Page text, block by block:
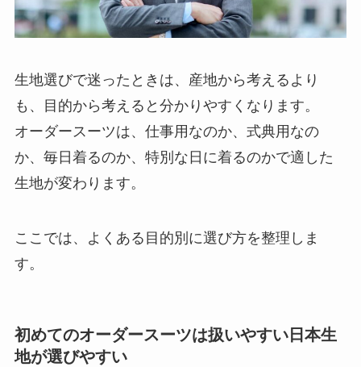
生地選びで迷ったときは、産地から考えるより
も、目的から考えると分かりやすくなります。
オーダースーツは、仕事用なのか、式典用なの
か、毎日着るのか、特別な日に着るのかで適した
生地が変わります。
ここでは、よくある目的別に選び方を整理しま
す。
初めてのオーダースーツは扱いやすい日本生
地が選びやすい